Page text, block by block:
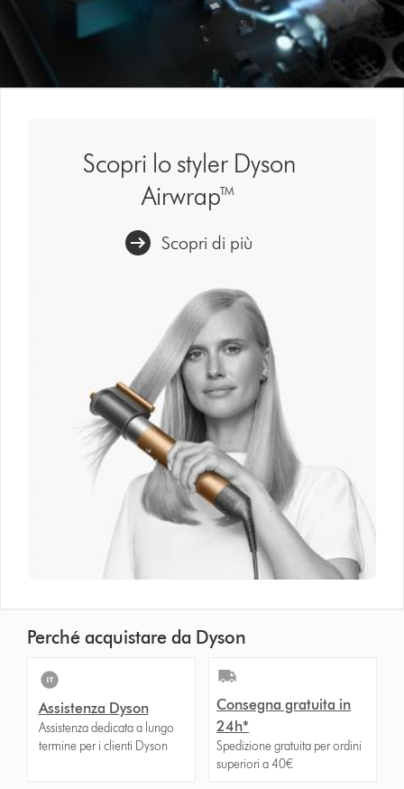
Scopri lo styler Dyson
Airwrap™
Scopri di più
Perché acquistare da Dyson
Assistenza Dyson
Assistenza dedicata a lungo
termine per i clienti Dyson
Consegna gratuita in
24h*
Spedizione gratuita per ordini
superiori a 40€